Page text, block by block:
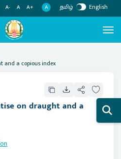
A- A A+ A தமிழ் English
and a copious index
on draught and a